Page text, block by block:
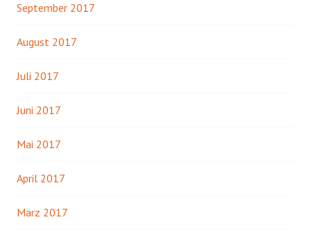
September 2017
August 2017
Juli 2017
Juni 2017
Mai 2017
April 2017
März 2017